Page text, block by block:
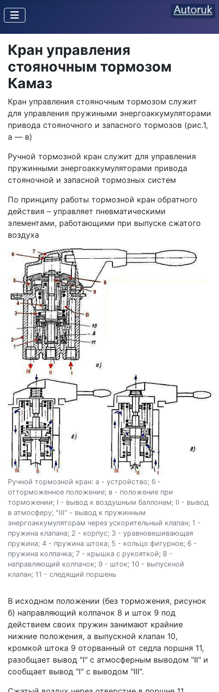
Кран управления
стояночным тормозом
Камаз
Кран управления стояноч­ным тормозом служит
для управления пружиными энергоаккумуляторами
приво­да стояночного и запасного тормозов (рис.1,
а — в)
Ручной тормозной кран служит для управления
пружинными энергоаккумуляторами привода
стояночной и запасной тормозных систем
По принципу работы тормозной кран обратного
действия – управляет пневматическими
элементами, работающими при выпуске сжатого
воздуха
Ручной тормозной кран: а - устройство; б -
отторможенное положение; в - положение при
торможении; I - вывод к воздушным баллонам; II - вывод
в атмосферу; "III" - вывод к пружинным
энергоаккумуляторам через ускорительный клапан; 1 -
пружина клапана; 2 - корпус; 3 - уравновешивающая
пружина; 4 - пружина штока; 5 - кольцо фигурное; 6 -
пружина колпачка; 7 - крышка с рукояткой; 8 -
направляющий колпачок; 9 - шток; 10 - выпускной
клапан; 11 - следящий поршень
В исходном положении (без торможения, рисунок
б) направляющий колпачок 8 и шток 9 под
действием своих пружин занимают крайние
нижние положения, а выпускной клапан 10,
кромкой штока 9 оторванный от седла поршня 11,
разобщает вывод "I" с атмосферным выводом "II" и
сообщает вывод "I" с выводом "III".